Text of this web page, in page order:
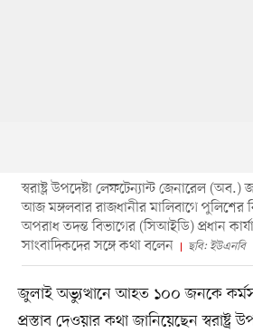
স্বরাষ্ট্র উপদেষ্টা লেফটেন্যান্ট জেনারেল
আজ মঙ্গলবার রাজধানীর মালিবাগে পুলিশের
অপরাধ তদন্ত বিভাগের (সিআইডি) প্রধান
সাংবাদিকদের সঙ্গে কথা বলেন
ছবি: ইউএনবি
জুলাই অভ্যুত্থানে আহত ১০০ জনকে
প্রস্তাব দেওয়ার কথা জানিয়েছেন স্বরাষ্ট্র